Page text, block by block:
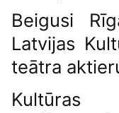
Beigusi
Latvijas
teātra
Kultūras